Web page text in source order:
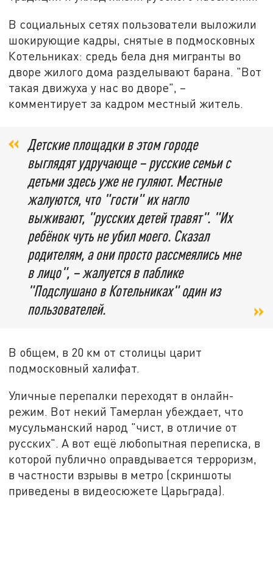
В социальных сетях пользователи выложили
шокирующие кадры, снятые в подмосковных
Котельниках: средь бела дня мигранты во
дворе жилого дома разделывают барана. "Вот
такая движуха у нас во дворе", –
комментирует за кадром местный житель.
Детские площадки в этом городе
выглядят удручающе – русские семьи с
детьми здесь уже не гуляют. Местные
жалуются, что "гости" их нагло
выживают, "русских детей травят". "Их
ребёнок чуть не убил моего. Сказал
родителям, а они просто рассмеялись мне
в лицо", – жалуется в паблике
"Подслушано в Котельниках" один из
пользователей.
В общем, в 20 км от столицы царит
подмосковный халифат.
Уличные перепалки переходят в онлайн-
режим. Вот некий Тамерлан убеждает, что
мусульманский народ "чист, в отличие от
русских". А вот ещё любопытная переписка, в
которой публично оправдывается терроризм,
в частности взрывы в метро (скриншоты
приведены в видеосюжете Царьграда).